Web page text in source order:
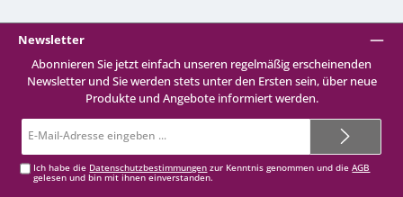
Newsletter
Abonnieren Sie jetzt einfach unseren regelmäßig erscheinenden
Newsletter und Sie werden stets unter den Ersten sein, über neue
Produkte und Angebote informiert werden.
Mail-
Ich habe die Datenschutzbestimmungen zur Kenntnis genommen und dieAGB
gelesen und bin mit ihnen einverstanden.